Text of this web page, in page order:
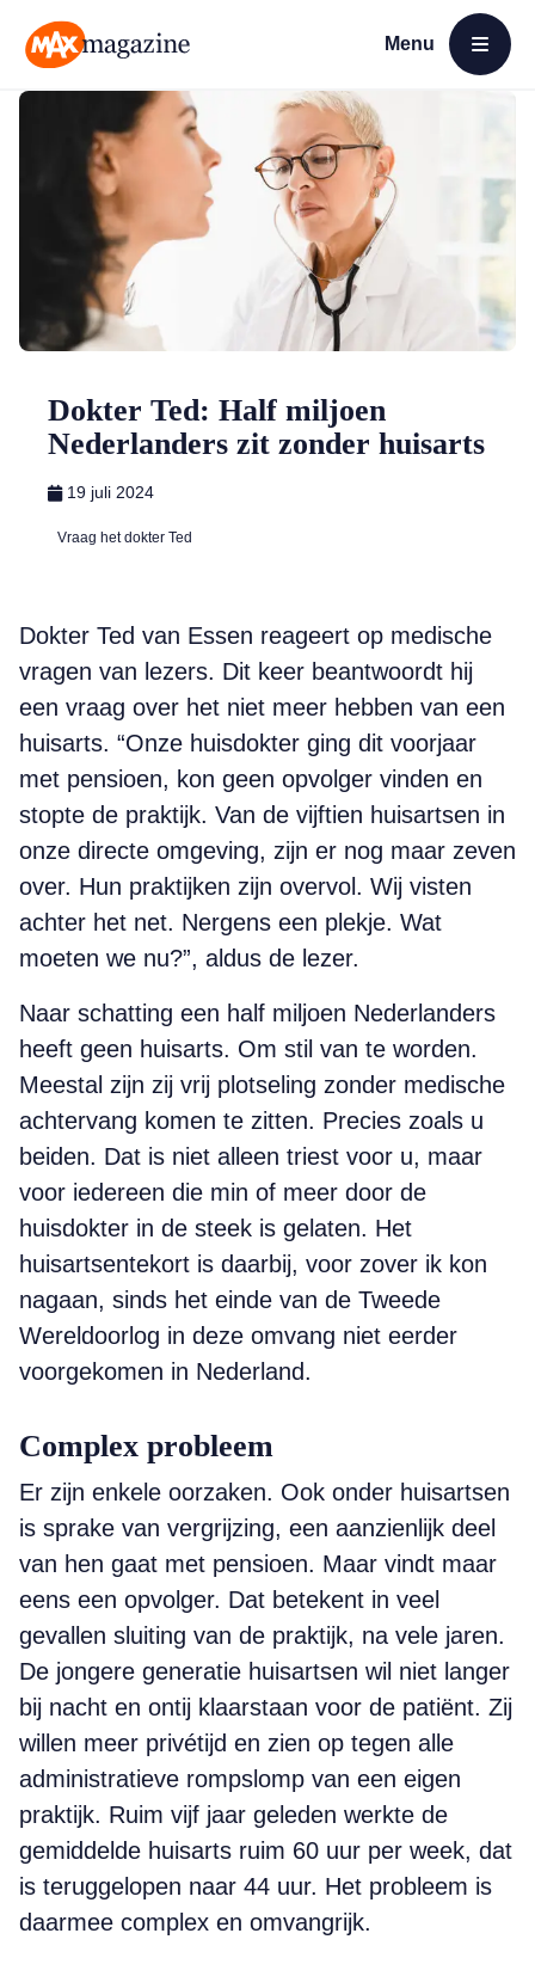
Menu
Open menu
Dokter Ted: Half miljoen
Nederlanders zit zonder huisarts
19 juli 2024
Vraag het dokter Ted
Dokter Ted van Essen reageert op medische
vragen van lezers. Dit keer beantwoordt hij
een vraag over het niet meer hebben van een
huisarts. “Onze huisdokter ging dit voorjaar
met pensioen, kon geen opvolger vinden en
stopte de praktijk. Van de vijftien huisartsen in
onze directe omgeving, zijn er nog maar zeven
over. Hun praktijken zijn overvol. Wij visten
achter het net. Nergens een plekje. Wat
moeten we nu?”, aldus de lezer.
Naar schatting een half miljoen Nederlanders
heeft geen huisarts. Om stil van te worden.
Meestal zijn zij vrij plotseling zonder medische
achtervang komen te zitten. Precies zoals u
beiden. Dat is niet alleen triest voor u, maar
voor iedereen die min of meer door de
huisdokter in de steek is gelaten. Het
huisartsentekort is daarbij, voor zover ik kon
nagaan, sinds het einde van de Tweede
Wereldoorlog in deze omvang niet eerder
voorgekomen in Nederland.
Complex probleem
Er zijn enkele oorzaken. Ook onder huisartsen
is sprake van vergrijzing, een aanzienlijk deel
van hen gaat met pensioen. Maar vindt maar
eens een opvolger. Dat betekent in veel
gevallen sluiting van de praktijk, na vele jaren.
De jongere generatie huisartsen wil niet langer
bij nacht en ontij klaarstaan voor de patiënt. Zij
willen meer privétijd en zien op tegen alle
administratieve rompslomp van een eigen
praktijk. Ruim vijf jaar geleden werkte de
gemiddelde huisarts ruim 60 uur per week, dat
is teruggelopen naar 44 uur. Het probleem is
daarmee complex en omvangrijk.